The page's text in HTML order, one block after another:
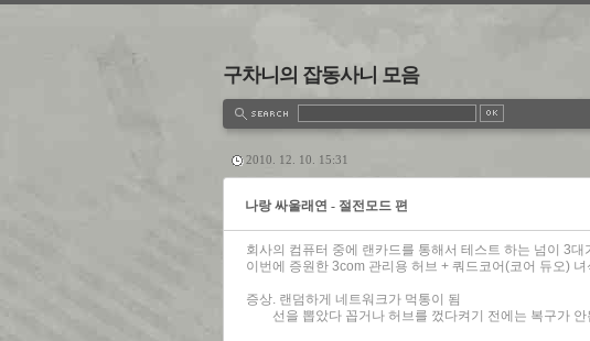
구차니의 잡동사니 모음
2010. 12. 10. 15:31
나랑 싸울래연 - 절전모드 편
회사의 컴퓨터 중에 랜카드를 통해서 테스트 하는 넘이 3대
이번에 증원한 3com 관리용 허브 + 쿼드코어(코어 듀오)
증상. 랜덤하게 네트워크가 먹통이 됨
선을 뽑았다 꼽거나 허브를 껐다켜기 전에는 복구가 안